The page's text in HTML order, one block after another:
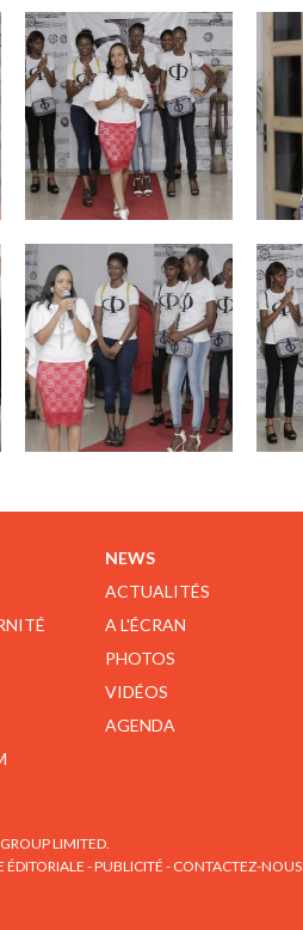
NEWS
ACTUALITÉS
A L'ÉCRAN
PHOTOS
VIDÉOS
AGENDA
LIMITED.
ÉDITORIALE-PUBLICITÉ - CONTACTEZ-NOUS